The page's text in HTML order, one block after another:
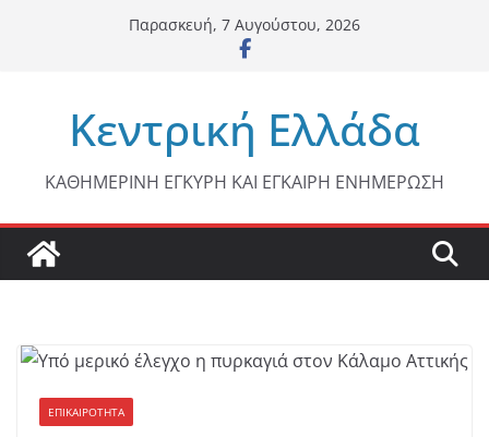
Παρασκευή, 7 Αυγούστου, 2026
Κεντρική Ελλάδα
ΚΑΘΗΜΕΡΙΝΗ ΕΓΚΥΡΗ ΚΑΙ ΕΓΚΑΙΡΗ ΕΝΗΜΕΡΩΣΗ
ΕΠΙΚΑΙΡΟΤΗΤΑ